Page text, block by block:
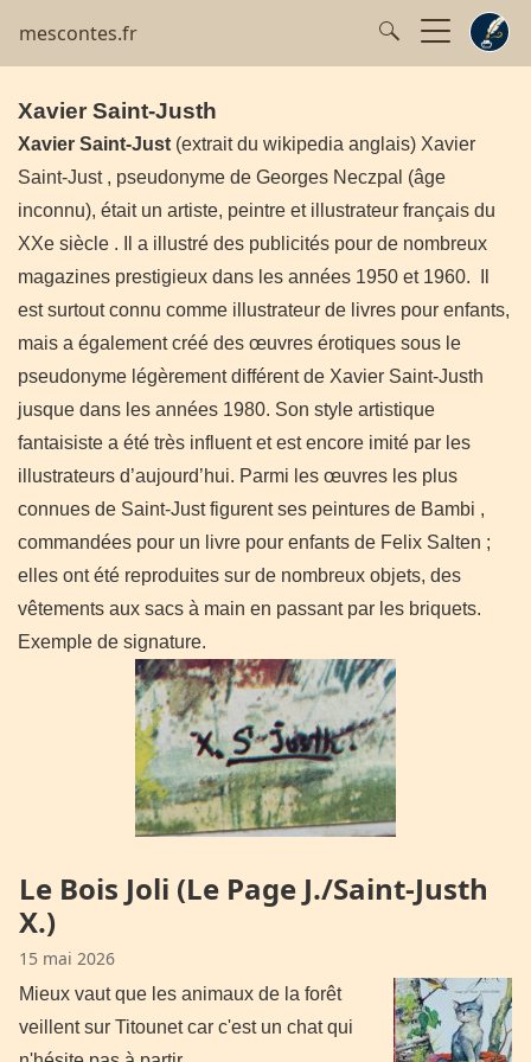
mescontes.fr
Xavier Saint-Justh
Xavier Saint-Just (extrait du wikipedia anglais) Xavier
Saint-Just , pseudonyme de Georges Neczpal (âge
inconnu), était un artiste, peintre et illustrateur français du
XXe siècle . Il a illustré des publicités pour de nombreux
magazines prestigieux dans les années 1950 et 1960. Il
est surtout connu comme illustrateur de livres pour enfants,
mais a également créé des œuvres érotiques sous le
pseudonyme légèrement différent de Xavier Saint-Justh
jusque dans les années 1980. Son style artistique
fantaisiste a été très influent et est encore imité par les
illustrateurs d’aujourd’hui. Parmi les œuvres les plus
connues de Saint-Just figurent ses peintures de Bambi ,
commandées pour un livre pour enfants de Felix Salten ;
elles ont été reproduites sur de nombreux objets, des
vêtements aux sacs à main en passant par les briquets.
Exemple de signature.
Le Bois Joli (Le Page J./Saint-Justh
X.)
15 mai 2026
Mieux vaut que les animaux de la forêt
veillent sur Titounet car c'est un chat qui